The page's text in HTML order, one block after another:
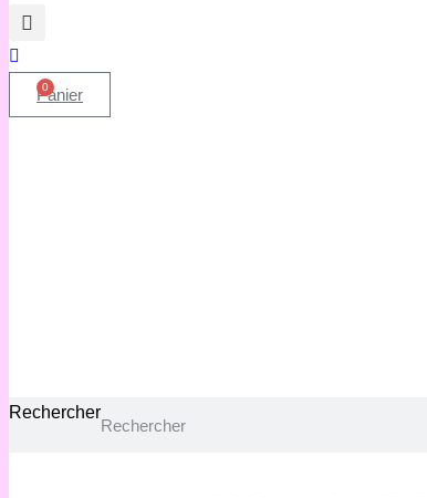
0
Panier
Rechercher